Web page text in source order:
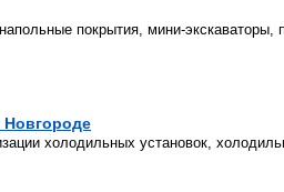
покрытия, мини-экскаваторы,
холодильных установок,